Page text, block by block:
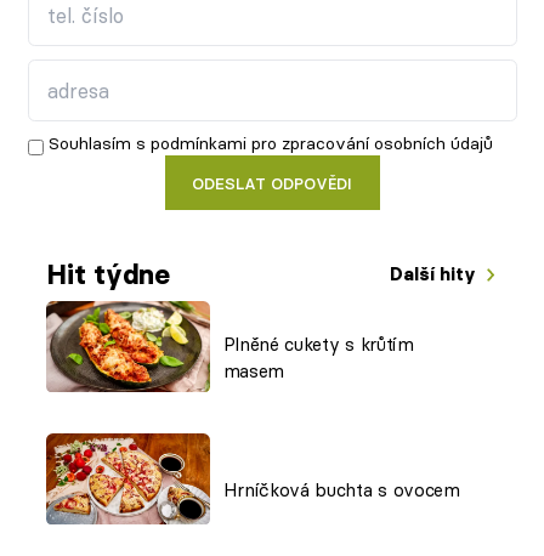
Souhlasím s podmínkamipro zpracování osobních údajů
ODESLAT ODPOVĚDI
Hit týdne Další hity
Plněné cukety s krůtím
masem
Hrníčková buchta s ovocem